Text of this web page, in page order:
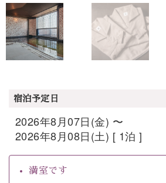
宿泊予定日
2026年8月07日(金) 〜
2026年8月08日(土) [ 1泊 ]
満室です